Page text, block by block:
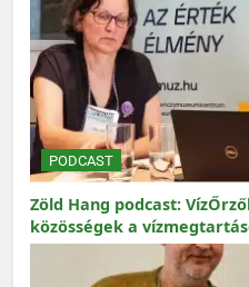
PODCAST
Zöld Hang podcast:
közösségek a